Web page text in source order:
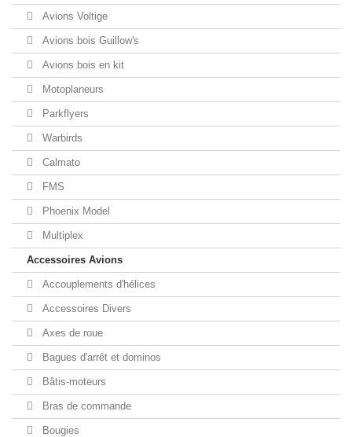
Avions Voltige
Avions bois Guillow's
Avions bois en kit
Motoplaneurs
Parkflyers
Warbirds
Calmato
FMS
Phoenix Model
Multiplex
Accessoires Avions
Accouplements d'hélices
Accessoires Divers
Axes de roue
Bagues d'arrêt et dominos
Bâtis-moteurs
Bras de commande
Bougies